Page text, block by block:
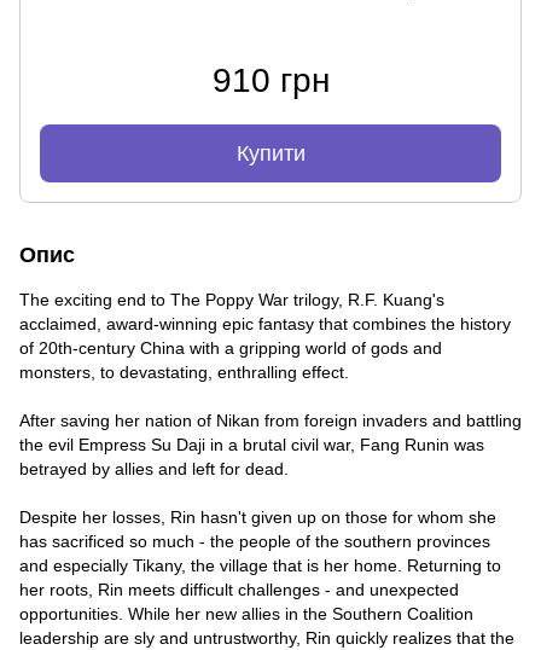
910 грн
Купити
Опис
The exciting end to The Poppy War trilogy, R.F. Kuang's
acclaimed, award-winning epic fantasy that combines the history
of 20th-century China with a gripping world of gods and
monsters, to devastating, enthralling effect.
After saving her nation of Nikan from foreign invaders and battling
the evil Empress Su Daji in a brutal civil war, Fang Runin was
betrayed by allies and left for dead.
Despite her losses, Rin hasn't given up on those for whom she
has sacrificed so much - the people of the southern provinces
and especially Tikany, the village that is her home. Returning to
her roots, Rin meets difficult challenges - and unexpected
opportunities. While her new allies in the Southern Coalition
leadership are sly and untrustworthy, Rin quickly realizes that the